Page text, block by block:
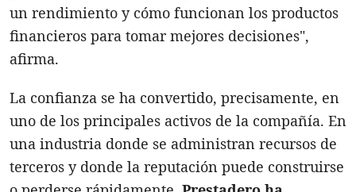
un rendimiento y cómo funcionan los productos
financieros para tomar mejores decisiones",
afirma.
La confianza se ha convertido, precisamente, en
uno de los principales activos de la compañía. En
una industria donde se administran recursos de
terceros y donde la reputación puede construirse